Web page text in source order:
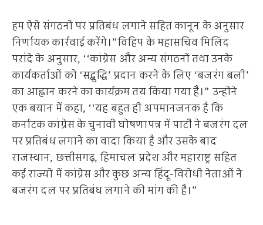
हम ऐसे संगठनों पर प्रतिबंध लगाने सहित कानून के अनुसार
निर्णायक कार्रवाई करेंगे।”विहिप के महासचिव मिलिंद
परांदे के अनुसार, ‘‘कांग्रेस और अन्य संगठनों तथा उनके
कार्यकर्ताओं को ‘सद्बुद्धि’ प्रदान करने के लिए ‘बजरंग बली’
का आह्वान करने का कार्यक्रम तय किया गया है।” उन्होंने
एक बयान में कहा, ‘‘यह बहुत ही अपमानजनक है कि
कर्नाटक कांग्रेस के चुनावी घोषणापत्र में पार्टी ने बजरंग दल
पर प्रतिबंध लगाने का वादा किया है और उसके बाद
राजस्थान, छत्तीसगढ़, हिमाचल प्रदेश और महाराष्ट्र सहित
कई राज्यों में कांग्रेस और कुछ अन्य हिंदू-विरोधी नेताओं ने
बजरंग दल पर प्रतिबंध लगाने की मांग की है।”